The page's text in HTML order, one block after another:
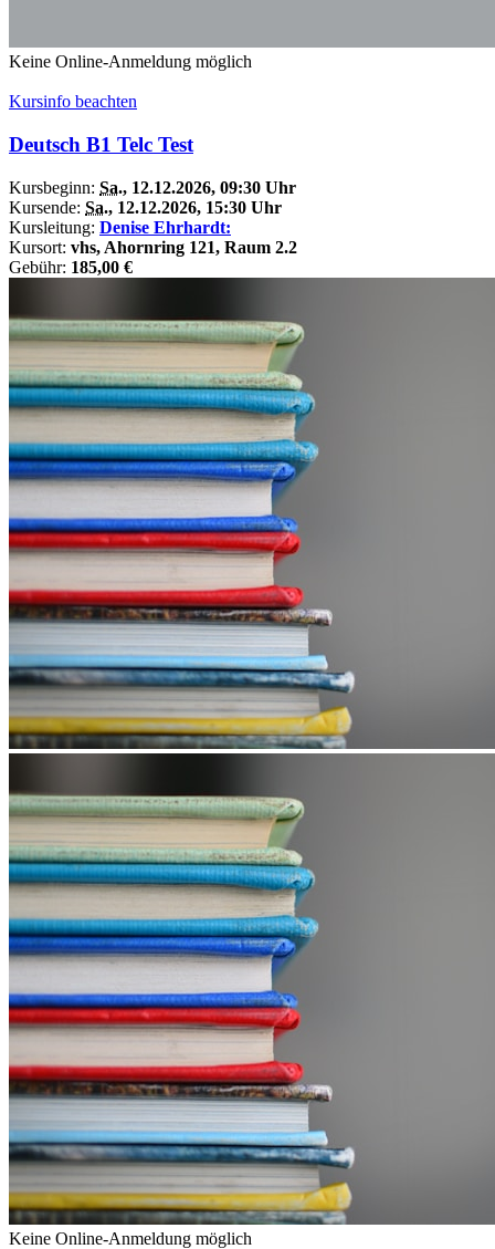
Keine Online-Anmeldung möglich
Kursinfo beachten
Deutsch B1 Telc Test
Kursbeginn: Sa., 12.12.2026, 09:30 Uhr
Kursende: Sa., 12.12.2026, 15:30 Uhr
Kursleitung: Denise Ehrhardt:
Kursort: vhs, Ahornring 121, Raum 2.2
Gebühr: 185,00 €
Keine Online-Anmeldung möglich